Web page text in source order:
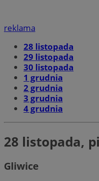
reklama
28 listopada
29 listopada
30 listopada
1 grudnia
2 grudnia
3 grudnia
4 grudnia
28 listopada,
Gliwice